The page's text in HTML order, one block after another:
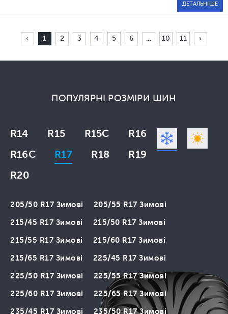
ДЕТАЛЬНІШЕ
‹ 1 2 3 4 5 6 ... 10 11 ›
ПОПУЛЯРНІ РОЗМІРИ ШИН
R14 R15 R15C
R16
R16C
R17 R18
R19
R20
205/50 R17 Зимові
205/55 R17 Зимові
215/45 R17 Зимові
215/50 R17 Зимові
215/55 R17 Зимові
215/60 R17 Зимові
215/65 R17 Зимові
225/45 R17 Зимові
225/50 R17 Зимові
225/55 R17 Зимові
225/60 R17 Зимові
225/65 R17 Зимові
235/45 R17 Зимові
235/50 R17 Зимові